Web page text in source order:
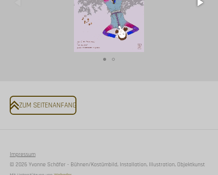
ZUM SEITENANFANG
Impressum
© 2026 Yvonne Schäfer - Bühnen/Kostümbild, Installation, Illustration, Objektkunst